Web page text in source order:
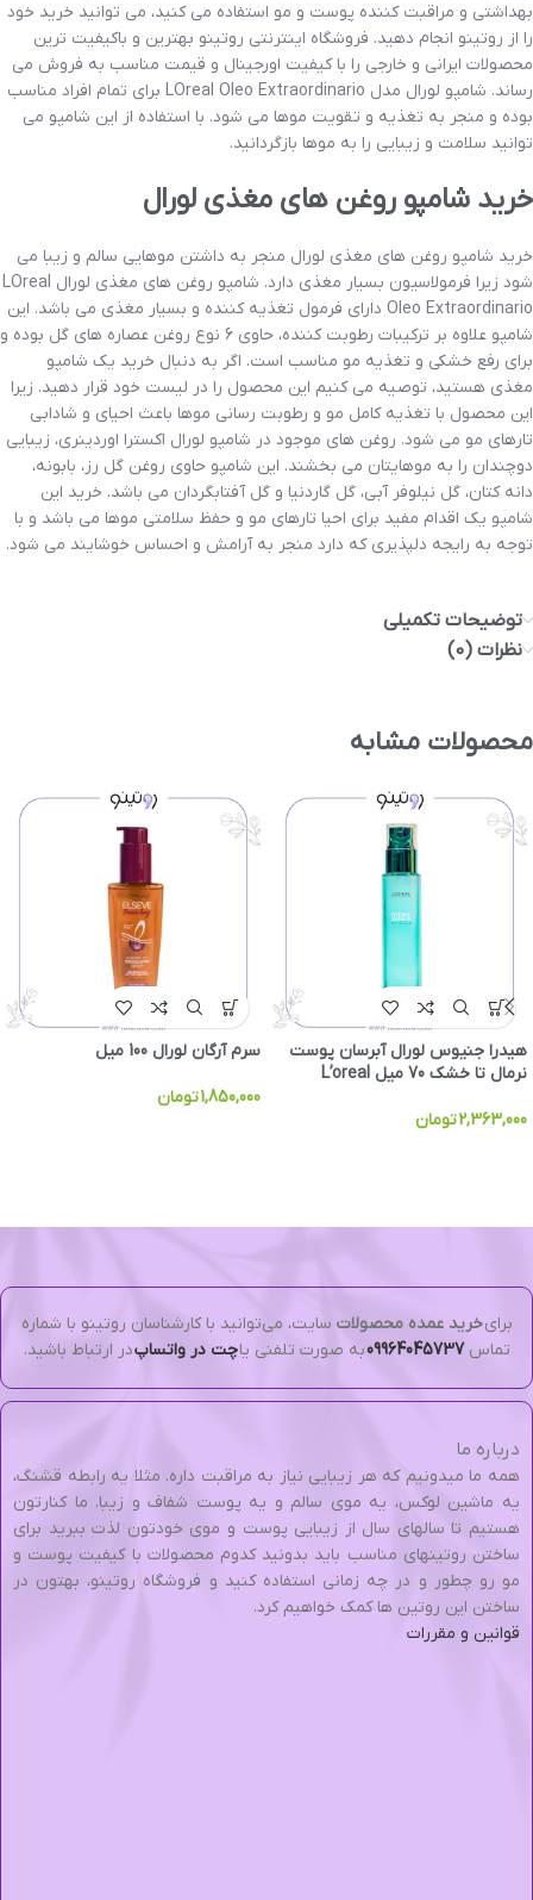
بهداشتی و مراقبت کننده پوست و مو استفاده می کنید، می توانید خرید خود
را از روتینو انجام دهید. فروشگاه اینترنتی روتینو بهترین و باکیفیت ترین
محصولات ایرانی و خارجی را با کیفیت اورجینال و قیمت مناسب به فروش می
رساند. شامپو لورال مدل LOreal Oleo Extraordinario برای تمام افراد مناسب
بوده و منجر به تغذیه و تقویت موها می شود. با استفاده از این شامپو می
توانید سلامت و زیبایی را به موها بازگردانید.
خرید شامپو روغن های مغذی لورال
خرید شامپو روغن های مغذی لورال منجر به داشتن موهایی سالم و زیبا می
شود زیرا فرمولاسیون بسیار مغذی دارد. شامپو روغن های مغذی لورال LOreal
Oleo Extraordinario دارای فرمول تغذیه کننده و بسیار مغذی می باشد. این
شامپو علاوه بر ترکیبات رطوبت کننده، حاوی 6 نوع روغن عصاره های گل بوده و
برای رفع خشکی و تغذیه مو مناسب است. اگر به دنبال خرید یک شامپو
مغذی هستید، توصیه می کنیم این محصول را در لیست خود قرار دهید. زیرا
این محصول با تغذیه کامل مو و رطوبت رسانی موها باعث احیای و شادابی
تارهای مو می شود. روغن های موجود در شامپو لورال اکسترا اوردینری، زیبایی
دوچندان را به موهایتان می بخشند. این شامپو حاوی روغن گل رز، بابونه،
دانه کتان، گل نیلوفر آبی، گل گاردنیا و گل آفتابگردان می باشد. خرید این
شامپو یک اقدام مفید برای احیا تارهای مو و حفظ سلامتی موها می باشد و با
توجه به رایجه دلپذیری که دارد منجر به آرامش و احساس خوشایند می شود.
توضیحات تکمیلی
نظرات (0)
محصولات مشابه
هیدرا جنیوس لورال آبرسان پوست
نرمال تا خشک 70 میل L’oreal
2,363,000تومان
سرم آرگان لورال 100 میل
1,850,000تومان
برایخرید عمده محصولات سایت، می‌توانید با کارشناسان روتینو با شماره
تماس09964045737به صورت تلفنی یاچت در واتساپدر ارتباط باشید.
درباره ما
همه ما میدونیم که هر زیبایی نیاز به مراقبت داره. مثلا یه رابطه قشنگ،
یه ماشین لوکس، یه موی سالم و یه پوست شفاف و زیبا. ما کنارتون
هستیم تا سالهای سال از زیبایی پوست و موی خودتون لذت ببرید برای
ساختن روتینهای مناسب باید بدونید کدوم محصولات با کیفیت پوست و
مو رو چطور و در چه زمانی استفاده کنید و فروشگاه روتینو، بهتون در
ساختن این روتین ها کمک خواهیم کرد.
قوانین و مقررات